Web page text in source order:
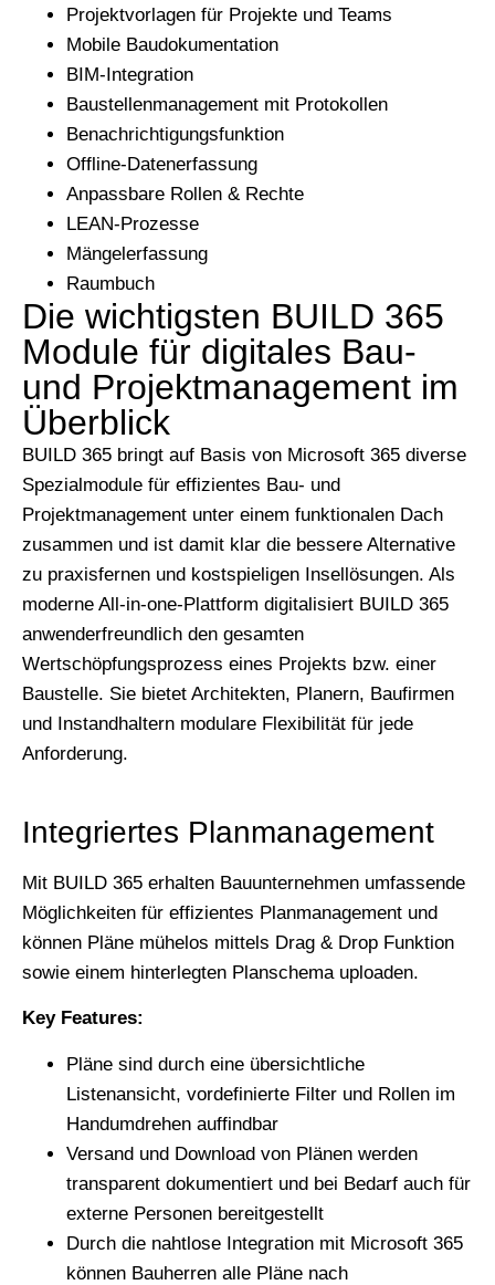
Projektvorlagen für Projekte und Teams
Mobile Baudokumentation
BIM-Integration
Baustellenmanagement mit Protokollen
Benachrichtigungsfunktion
Offline-Datenerfassung
Anpassbare Rollen & Rechte
LEAN-Prozesse
Mängelerfassung
Raumbuch
Die wichtigsten BUILD 365
Module für digitales Bau-
und Projektmanagement im
Überblick
BUILD 365 bringt auf Basis von Microsoft 365 diverse
Spezialmodule für effizientes Bau- und
Projektmanagement unter einem funktionalen Dach
zusammen und ist damit klar die bessere Alternative
zu praxisfernen und kostspieligen Insellösungen. Als
moderne All-in-one-Plattform digitalisiert BUILD 365
anwenderfreundlich den gesamten
Wertschöpfungsprozess eines Projekts bzw. einer
Baustelle. Sie bietet Architekten, Planern, Baufirmen
und Instandhaltern modulare Flexibilität für jede
Anforderung.
Integriertes Planmanagement
Mit BUILD 365 erhalten Bauunternehmen umfassende
Möglichkeiten für effizientes Planmanagement und
können Pläne mühelos mittels Drag & Drop Funktion
sowie einem hinterlegten Planschema uploaden.
Key Features:
Pläne sind durch eine übersichtliche
Listenansicht, vordefinierte Filter und Rollen im
Handumdrehen auffindbar
Versand und Download von Plänen werden
transparent dokumentiert und bei Bedarf auch für
externe Personen bereitgestellt
Durch die nahtlose Integration mit Microsoft 365
können Bauherren alle Pläne nach